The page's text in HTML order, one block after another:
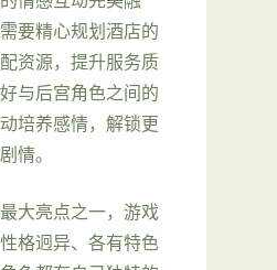
要精心规划酒店的
资源，提升服务质
与后宫角色之间的
培养感情，解锁更
情。
大亮点之一，游戏
格迥异、各有特色